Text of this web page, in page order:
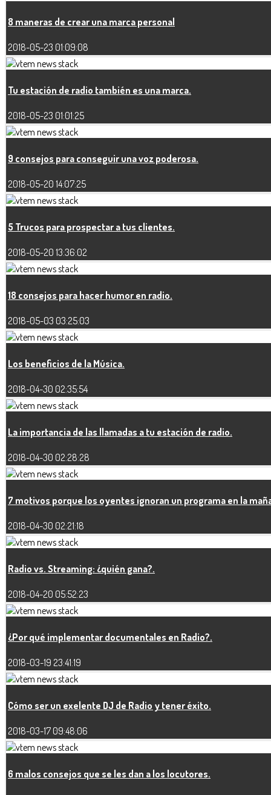
8 maneras de crear una marca personal
2018-05-23 01:09:08
Tu estación de radio también es una marca.
2018-05-23 01:01:25
9 consejos para conseguir una voz poderosa.
2018-05-20 14:07:25
5 Trucos para prospectar a tus clientes.
2018-05-20 13:36:02
18 consejos para hacer humor en radio.
2018-05-03 03:25:03
Los beneficios de la Música.
2018-04-30 02:35:54
La importancia de las llamadas a tu estación de radio.
2018-04-30 02:28:28
7 motivos porque los oyentes ignoran un programa en la
2018-04-30 02:21:18
Radio vs. Streaming: ¿quién gana?.
2018-04-20 05:52:23
¿Por qué implementar documentales en Radio?.
2018-03-19 23:41:19
Cómo ser un exelente DJ de Radio y tener éxito.
2018-03-17 09:48:06
6 malos consejos que se les dan a los locutores.